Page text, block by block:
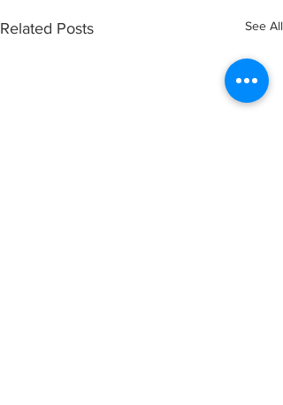
Related Posts See All